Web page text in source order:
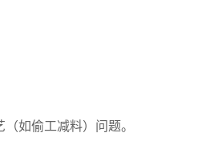
如偷工减料）问题。